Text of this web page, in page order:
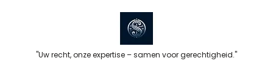
"Uw recht, onze expertise – samen voor gerechtigheid."